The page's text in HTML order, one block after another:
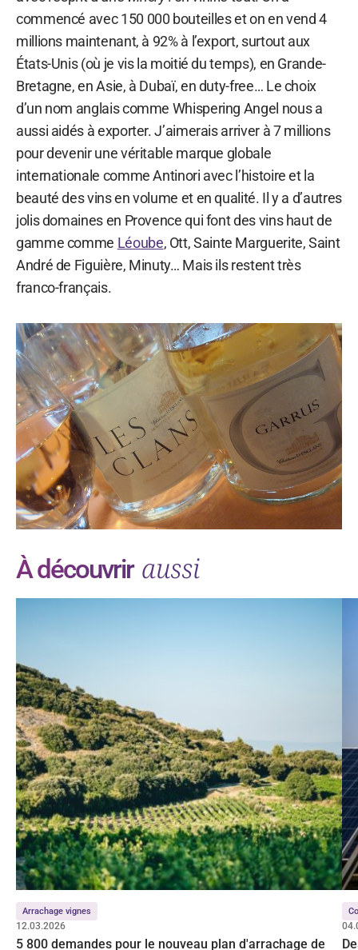
commencé avec 150 000 bouteilles et on en vend 4
millions maintenant, à 92% à l’export, surtout aux
États-Unis (où je vis la moitié du temps), en Grande-
Bretagne, en Asie, à Dubaï, en duty-free… Le choix
d’un nom anglais comme Whispering Angel nous a
aussi aidés à exporter. J’aimerais arriver à 7 millions
pour devenir une véritable marque globale
internationale comme Antinori avec l’histoire et la
beauté des vins en volume et en qualité. Il y a d’autres
jolis domaines en Provence qui font des vins haut de
gamme comme Léoube, Ott, Sainte Marguerite, Saint
André de Figuière, Minuty… Mais ils restent très
franco-français.
À découvrir aussi
Arrachage vignes
12.03.2026
5 800 demandes pour le nouveau plan d'arrachage de